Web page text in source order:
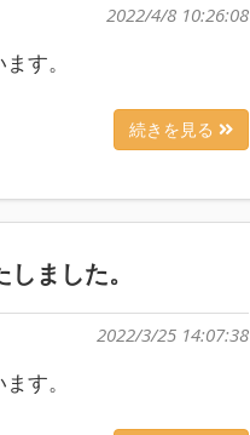
2022/4/8 10:26:08
す。
続きを見る
ました。
2022/3/25 14:07:38
す。